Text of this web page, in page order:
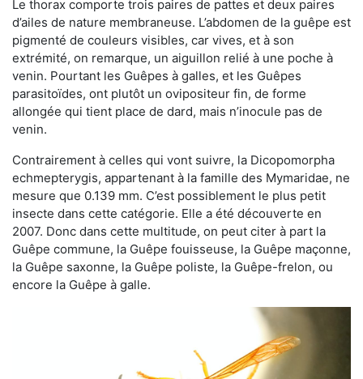
Le thorax comporte trois paires de pattes et deux paires
d’ailes de nature membraneuse. L’abdomen de la guêpe est
pigmenté de couleurs visibles, car vives, et à son
extrémité, on remarque, un aiguillon relié à une poche à
venin. Pourtant les Guêpes à galles, et les Guêpes
parasitoïdes, ont plutôt un ovipositeur fin, de forme
allongée qui tient place de dard, mais n’inocule pas de
venin.
Contrairement à celles qui vont suivre, la Dicopomorpha
echmepterygis, appartenant à la famille des Mymaridae, ne
mesure que 0.139 mm. C’est possiblement le plus petit
insecte dans cette catégorie. Elle a été découverte en
2007. Donc dans cette multitude, on peut citer à part la
Guêpe commune, la Guêpe fouisseuse, la Guêpe maçonne,
la Guêpe saxonne, la Guêpe poliste, la Guêpe-frelon, ou
encore la Guêpe à galle.